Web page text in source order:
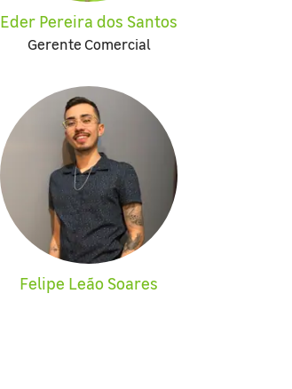
Eder Pereira dos Santos
Gerente Comercial
Felipe Leão Soares